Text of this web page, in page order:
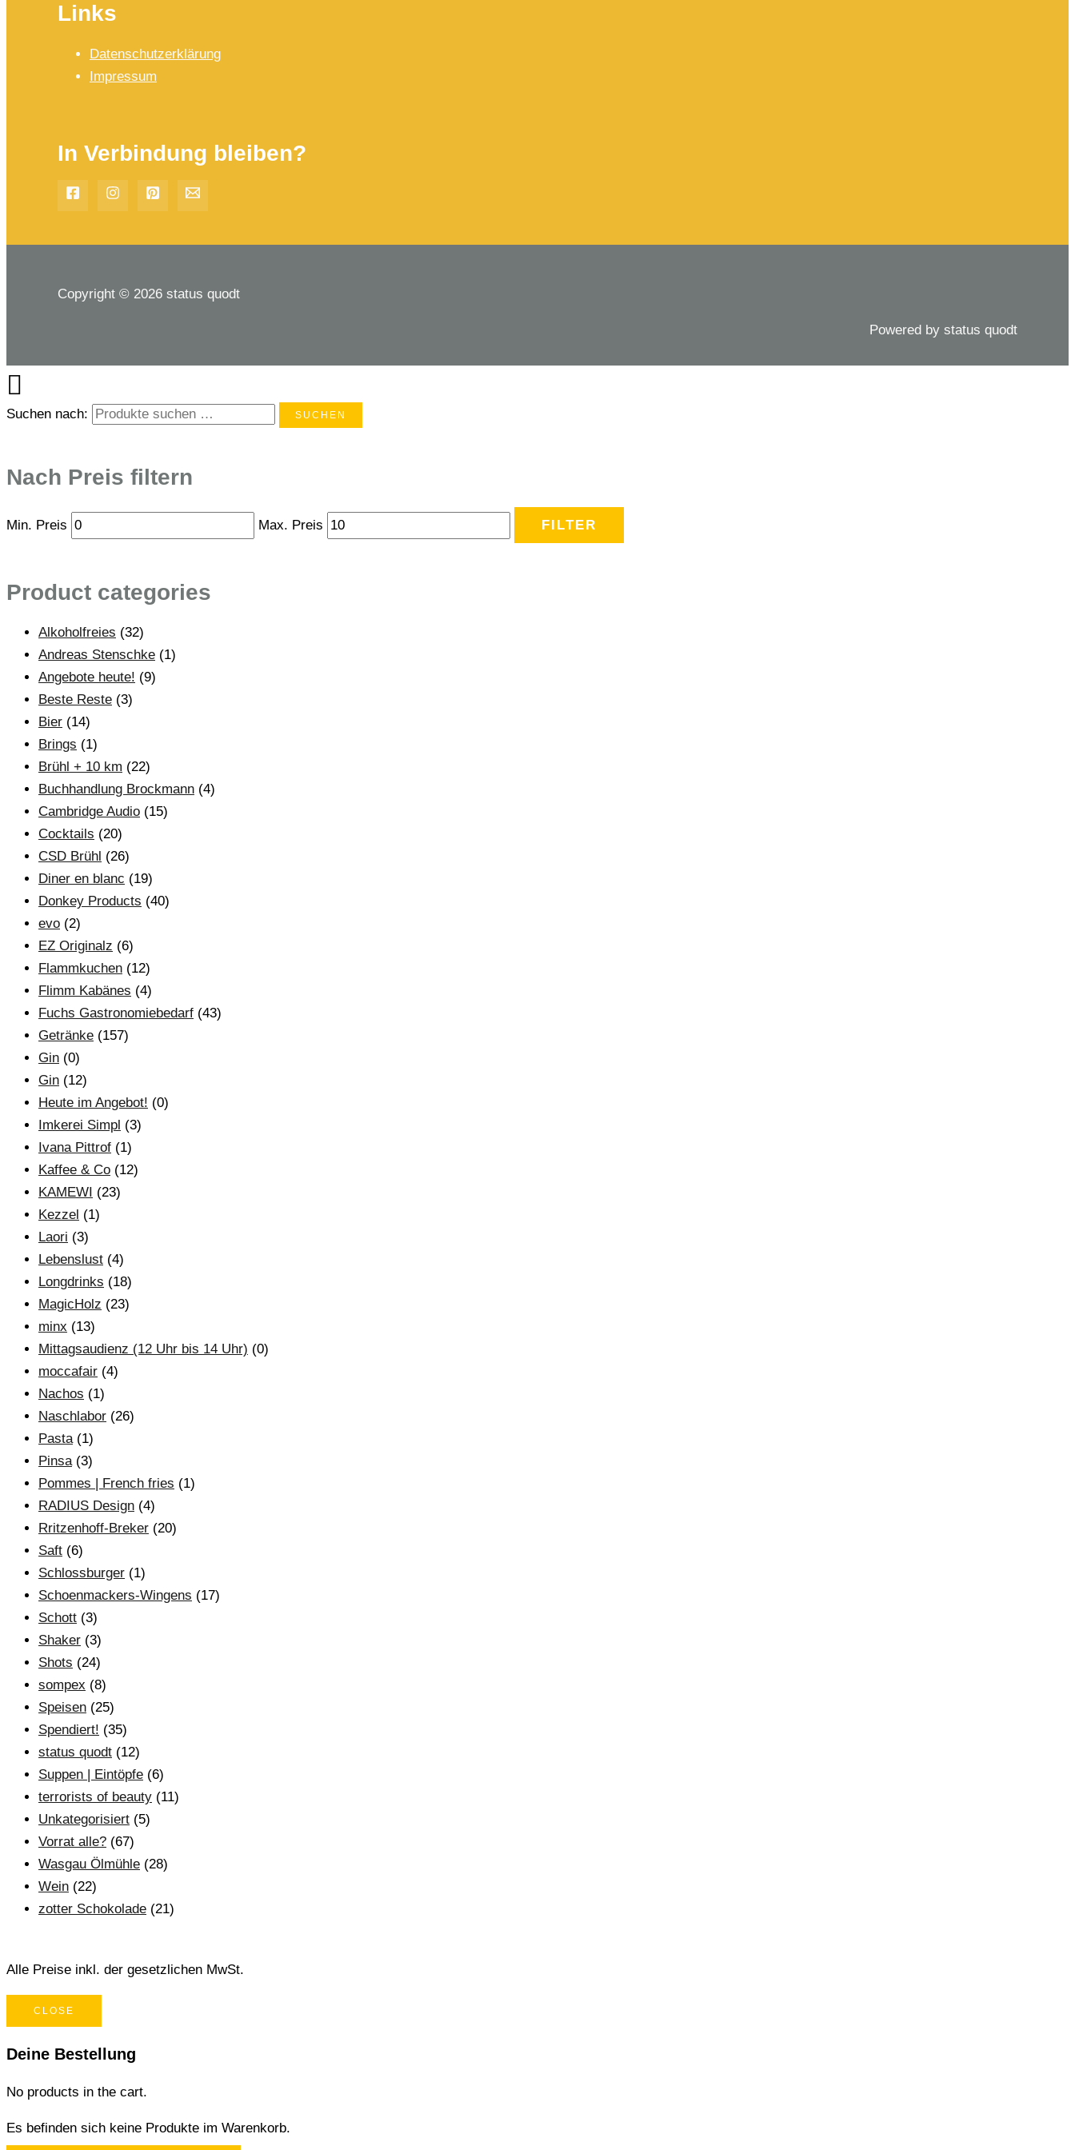
Links
Datenschutzerklärung
Impressum
In Verbindung bleiben?
Copyright © 2026 status quodt
Powered by status quodt
Suchen nach: SUCHEN
Nach Preis filtern
Min. Preis Max. Preis FILTER
Product categories
Alkoholfreies (32)
Andreas Stenschke (1)
Angebote heute! (9)
Beste Reste (3)
Bier (14)
Brings (1)
Brühl + 10 km (22)
Buchhandlung Brockmann (4)
Cambridge Audio (15)
Cocktails (20)
CSD Brühl (26)
Diner en blanc (19)
Donkey Products (40)
evo (2)
EZ Originalz (6)
Flammkuchen (12)
Flimm Kabänes (4)
Fuchs Gastronomiebedarf (43)
Getränke (157)
Gin (0)
Gin (12)
Heute im Angebot! (0)
Imkerei Simpl (3)
Ivana Pittrof (1)
Kaffee & Co (12)
KAMEWI (23)
Kezzel (1)
Laori (3)
Lebenslust (4)
Longdrinks (18)
MagicHolz (23)
minx (13)
Mittagsaudienz (12 Uhr bis 14 Uhr) (0)
moccafair (4)
Nachos (1)
Naschlabor (26)
Pasta (1)
Pinsa (3)
Pommes | French fries (1)
RADIUS Design (4)
Rritzenhoff-Breker (20)
Saft (6)
Schlossburger (1)
Schoenmackers-Wingens (17)
Schott (3)
Shaker (3)
Shots (24)
sompex (8)
Speisen (25)
Spendiert! (35)
status quodt (12)
Suppen | Eintöpfe (6)
terrorists of beauty (11)
Unkategorisiert (5)
Vorrat alle? (67)
Wasgau Ölmühle (28)
Wein (22)
zotter Schokolade (21)
Alle Preise inkl. der gesetzlichen MwSt.
CLOSE
Deine Bestellung
No products in the cart.
Es befinden sich keine Produkte im Warenkorb.